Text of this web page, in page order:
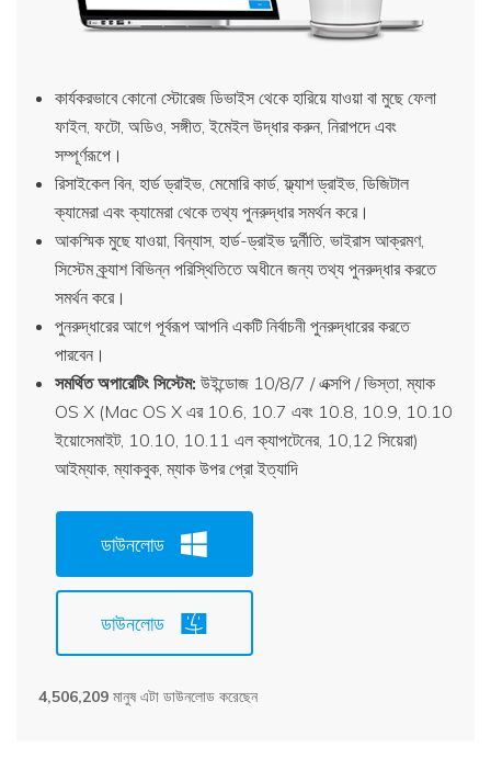
কার্যকরভাবে কোনো স্টোরেজ ডিভাইস থেকে হারিয়ে যাওয়া বা মুছে ফেলা
ফাইল, ফটো, অডিও, সঙ্গীত, ইমেইল উদ্ধার করুন, নিরাপদে এবং
সম্পূর্ণরূপে।
রিসাইকেল বিন, হার্ড ড্রাইভ, মেমোরি কার্ড, ফ্ল্যাশ ড্রাইভ, ডিজিটাল
ক্যামেরা এবং ক্যামেরা থেকে তথ্য পুনরুদ্ধার সমর্থন করে।
আকস্মিক মুছে যাওয়া, বিন্যাস, হার্ড-ড্রাইভ দুর্নীতি, ভাইরাস আক্রমণ,
সিস্টেম ক্র্যাশ বিভিন্ন পরিস্থিতিতে অধীনে জন্য তথ্য পুনরুদ্ধার করতে
সমর্থন করে।
পুনরুদ্ধারের আগে পূর্বরূপ আপনি একটি নির্বাচনী পুনরুদ্ধারের করতে
পারবেন।
সমর্থিত অপারেটিং সিস্টেম: উইন্ডোজ 10/8/7 / এক্সপি / ভিস্তা, ম্যাক
OS X (Mac OS X এর 10.6, 10.7 এবং 10.8, 10.9, 10.10
ইয়োসেমাইট, 10.10, 10.11 এল ক্যাপটেনের, 10,12 সিয়েরা)
আইম্যাক, ম্যাকবুক, ম্যাক উপর প্রো ইত্যাদি
ডাউনলোড
ডাউনলোড
4,506,211 মানুষ এটা ডাউনলোড করেছেন